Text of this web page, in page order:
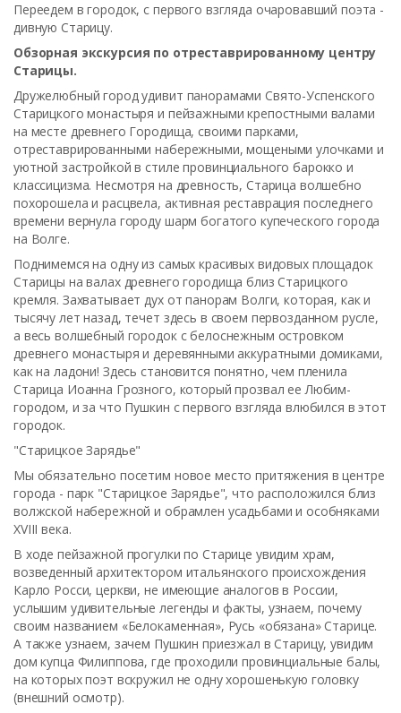
Переедем в городок, с первого взгляда очаровавший поэта -
дивную Старицу.
Обзорная экскурсия по отреставрированному центру
Старицы.
Дружелюбный город удивит панорамами Свято-Успенского
Старицкого монастыря и пейзажными крепостными валами
на месте древнего Городища, своими парками,
отреставрированными набережными, мощеными улочками и
уютной застройкой в стиле провинциального барокко и
классицизма. Несмотря на древность, Старица волшебно
похорошела и расцвела, активная реставрация последнего
времени вернула городу шарм богатого купеческого города
на Волге.
Поднимемся на одну из самых красивых видовых площадок
Старицы на валах древнего городища близ Старицкого
кремля. Захватывает дух от панорам Волги, которая, как и
тысячу лет назад, течет здесь в своем первозданном русле,
а весь волшебный городок с белоснежным островком
древнего монастыря и деревянными аккуратными домиками,
как на ладони! Здесь становится понятно, чем пленила
Старица Иоанна Грозного, который прозвал ее Любим-
городом, и за что Пушкин с первого взгляда влюбился в этот
городок.
"Старицкое Зарядье"
Мы обязательно посетим новое место притяжения в центре
города - парк "Старицкое Зарядье", что расположился близ
волжской набережной и обрамлен усадьбами и особняками
XVIII века.
В ходе пейзажной прогулки по Старице увидим храм,
возведенный архитектором итальянского происхождения
Карло Росси, церкви, не имеющие аналогов в России,
услышим удивительные легенды и факты, узнаем, почему
своим названием «Белокаменная», Русь «обязана» Старице.
А также узнаем, зачем Пушкин приезжал в Старицу, увидим
дом купца Филиппова, где проходили провинциальные балы,
на которых поэт вскружил не одну хорошенькую головку
(внешний осмотр).